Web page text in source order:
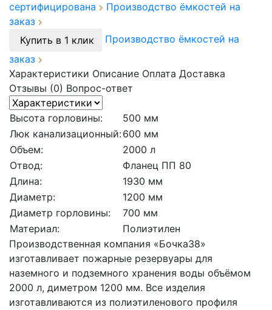
сертифицирована
Производство ёмкостей на
заказ
Купить в 1 клик
Производство ёмкостей на
заказ
Характеристики Описание Оплата Доставка
Отзывы (0) Вопрос-ответ
Высота горловины:
500 мм
Люк канализационный:600 мм
Объем:
2000 л
Отвод:
Фланец ПП 80
Длина:
1930 мм
Диаметр:
1200 мм
Диаметр горловины:
700 мм
Материал:
Полиэтилен
Производственная компания «Бочка38»
изготавливает пожарные резервуары для
наземного и подземного хранения воды объёмом
2000 л, диметром 1200 мм. Все изделия
изготавливаются из полиэтиленового профиля